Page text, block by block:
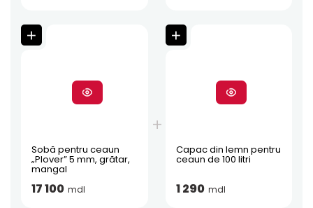
Sobă pentru ceaun
„Plover” 5 mm, grătar,
mangal
17 100 mdl
Capac din lemn pentru
ceaun de 100 litri
1 290 mdl